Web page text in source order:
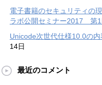
電子書籍のセキュリティの
ラボ公開セミナー2017 第1
Unicode次世代仕様10.0の内
14日
最近のコメント